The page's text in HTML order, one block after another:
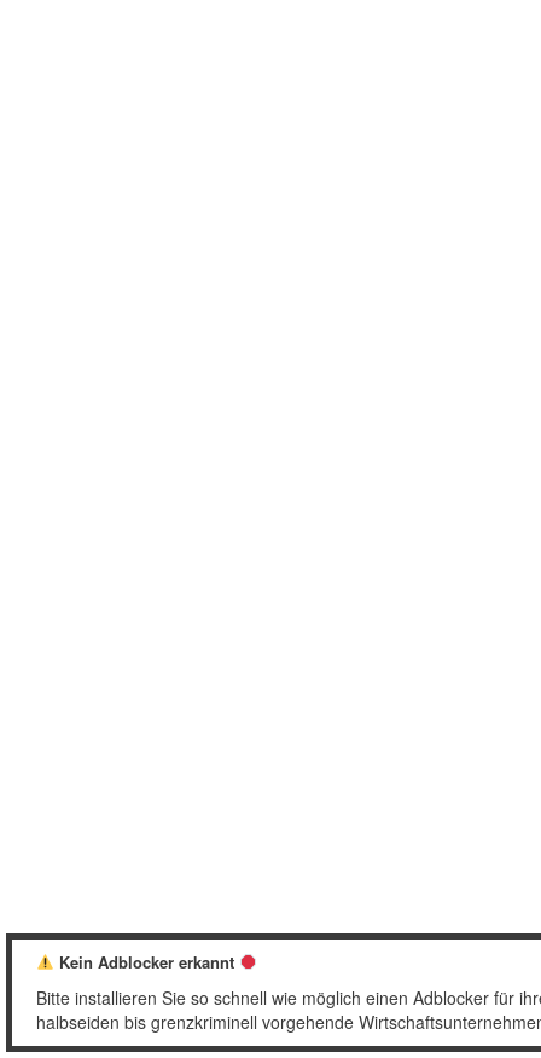
Kein Adblocker erkannt
Bitte installieren Sie so schnell wie möglich einen Adblocker für
halbseiden bis grenzkriminell vorgehende